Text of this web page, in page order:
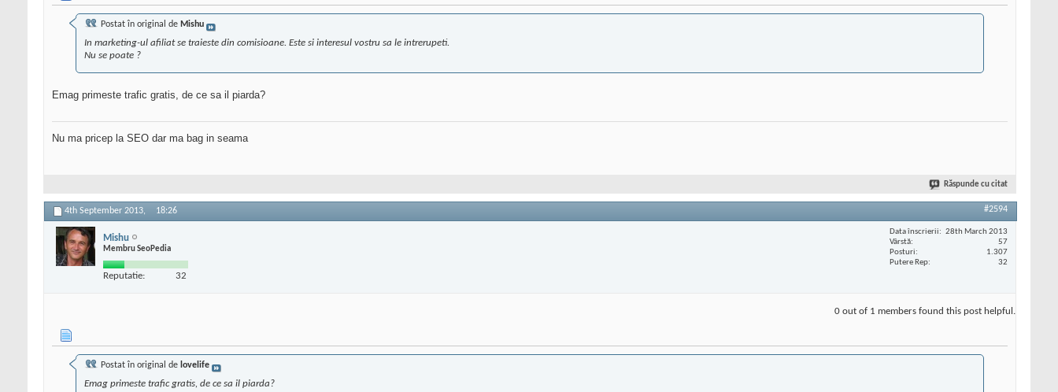
Postat în original de Mishu
In marketing-ul afiliat se traieste din comisioane. Este si interesul vostru sa le intrerupeti.
Nu se poate ?
Emag primeste trafic gratis, de ce sa il piarda?
Nu ma pricep la SEO dar ma bag in seama
Răspunde cu citat
4th September 2013, 18:26 #2594
Mishu
Membru SeoPedia
Reputatie: 32
Data înscrierii
28th March 2013
Vârstă
57
Posturi
1.307
Putere Rep
32
0 out of 1 members found this post helpful.
Postat în original de lovelife
Emag primeste trafic gratis, de ce sa il piarda?